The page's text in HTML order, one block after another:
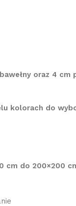
oraz 4 cm
kolorach do
cm do 200×200